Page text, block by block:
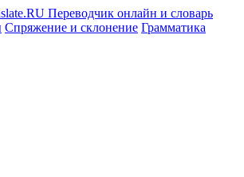
Спряжение и склонение Грамматика